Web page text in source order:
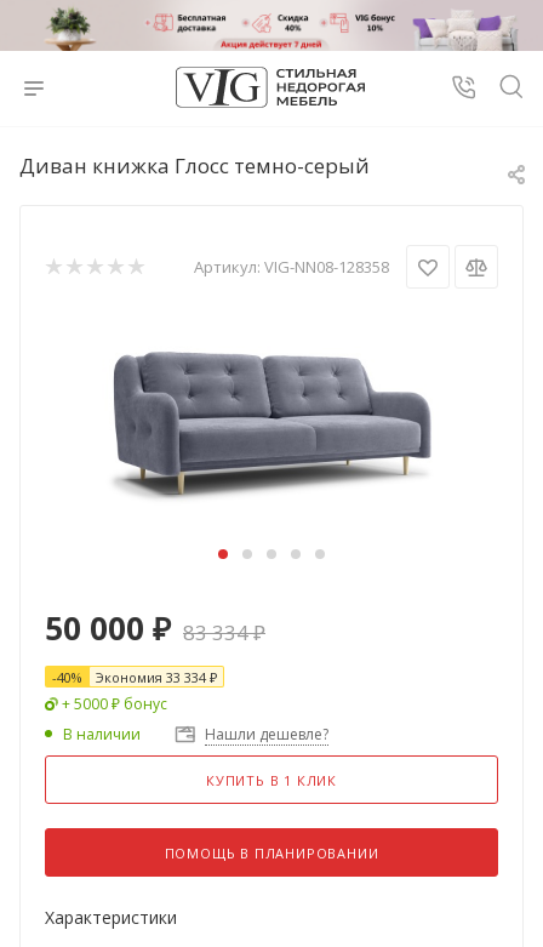
Диван книжка Глосс темно-серый
Артикул: VIG-NN08-128358
50 000 ₽ 83 334₽
-40% Экономия 33 334₽
+ 5000 ₽ бонус
В наличии
Нашли дешевле?
КУПИТЬ В 1 КЛИК
ПОМОЩЬ В ПЛАНИРОВАНИИ
Характеристики